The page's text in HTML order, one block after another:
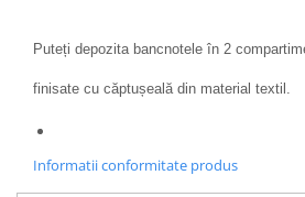
Puteți depozita bancnotele în 2
finisate cu căptușeală din material textil.
Informatii conformitate produs